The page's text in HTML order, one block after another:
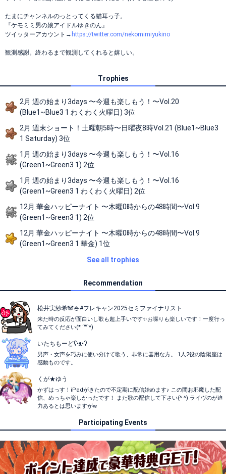
たまにチャンネルのっとってくる猫耳っ子。
『ケモミミ男の娘アイドルゆきのん』
ツイッターアカウント→ https://twitter.com/nekomimiyukino
観測感謝。終わるまで観測してくれると嬉しい。
Trophies
2月 週の始まり3days 〜今週も楽しもう！〜Vol.20
(Blue1~Blue3 1 わくわく火曜日) 3位
2月 週末ショート！土曜朝5時〜日曜夜8時Vol.21 (Blue1~Blue3
1 Saturday) 3位
1月 週の始まり3days 〜今週も楽しもう！〜Vol.16
(Green1~Green3 1) 2位
1月 週の始まり3days 〜今週も楽しもう！〜Vol.16
(Green1~Green3 1 わくわく火曜日) 2位
12月 華金ハッピーナイト 〜木曜0時からの48時間〜Vol.9
(Green1~Green3 1) 2位
12月 華金ハッピーナイト 〜木曜0時からの48時間〜Vol.9
(Green1~Green3 1 華金) 1位
See all trophies
Recommendation
松井実紗希🐼🍚#フレキャン2025セミファイナリスト
来た時の反応が面白いし歌も超上手いです✨お喋りも楽しいです！一度行っ
てみてください(* ˊ꒳ˋ*)
いたちもーどʕ•ᴥ•ʔ
男声・女声を巧みに使い分けて歌う、非常に器用な方。 1人2役の陰陽座は
感動ものです。
くが★ゆう
かずはっす！iPadがきたので不定期に配信始めます♪ この間お邪魔した配
信、めっちゃ楽しかったです！ また歌の配信して下さい(^ ^) ライヴのが迫
力あるとは思いますがw
Participating Events